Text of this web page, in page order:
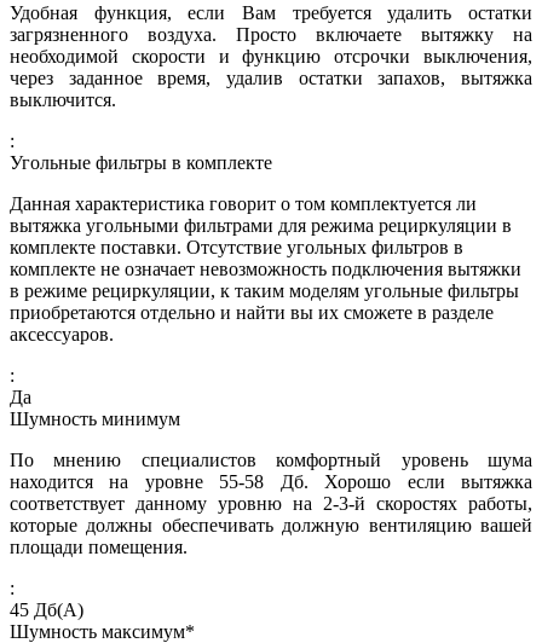
Удобная функция, если Вам требуется удалить остатки
загрязненного воздуха. Просто включаете вытяжку на
необходимой скорости и функцию отсрочки выключения,
через заданное время, удалив остатки запахов, вытяжка
выключится.
:
Угольные фильтры в комплекте
Данная характеристика говорит о том комплектуется ли
вытяжка угольными фильтрами для режима рециркуляции в
комплекте поставки. Отсутствие угольных фильтров в
комплекте не означает невозможность подключения вытяжки
в режиме рециркуляции, к таким моделям угольные фильтры
приобретаются отдельно и найти вы их сможете в разделе
аксессуаров.
:
Да
Шумность минимум
По мнению специалистов комфортный уровень шума
находится на уровне 55-58 Дб. Хорошо если вытяжка
соответствует данному уровню на 2-3-й скоростях работы,
которые должны обеспечивать должную вентиляцию вашей
площади помещения.
:
45 Дб(А)
Шумность максимум*